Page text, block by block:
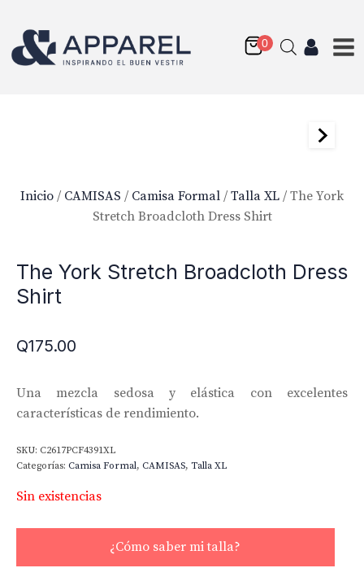
Inicio / CAMISAS / Camisa Formal / Talla XL / The York
Stretch Broadcloth Dress Shirt
The York Stretch Broadcloth Dress
Shirt
Q175.00
Una mezcla sedosa y elástica con excelentes
características de rendimiento.
SKU: C2617PCF4391XL
Categorías: Camisa Formal, CAMISAS, Talla XL
Sin existencias
¿Cómo saber mi talla?
Q224.50